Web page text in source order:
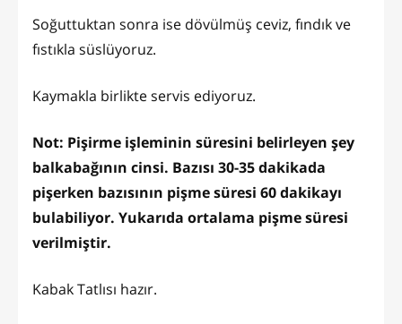
Soğuttuktan sonra ise dövülmüş ceviz, fındık ve
fıstıkla süslüyoruz.
Kaymakla birlikte servis ediyoruz.
Not: Pişirme işleminin süresini belirleyen şey
balkabağının cinsi. Bazısı 30-35 dakikada
pişerken bazısının pişme süresi 60 dakikayı
bulabiliyor. Yukarıda ortalama pişme süresi
verilmiştir.
Kabak Tatlısı hazır.